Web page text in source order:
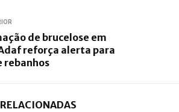
de brucelose em
reforça alerta para
rebanhos